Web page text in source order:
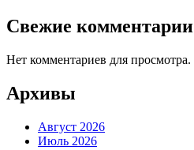
Свежие комментарии
Нет комментариев для просмотра.
Архивы
Август 2026
Июль 2026